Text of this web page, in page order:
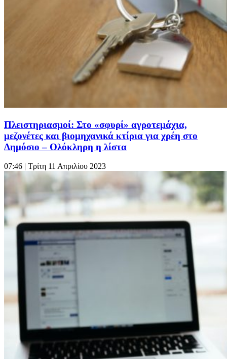
Πλειστηριασμοί: Στο «σφυρί» αγροτεμάχια,
μεζονέτες και βιομηχανικά κτίρια για χρέη στο
Δημόσιο – Ολόκληρη η λίστα
07:46 | Τρίτη 11 Απριλίου 2023